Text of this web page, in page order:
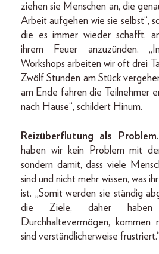
ziehen sie Menschen an, die
Arbeit aufgehen wie sie selbst“,
die es immer wieder schafft,
ihrem Feuer anzuzünden.
Workshops arbeiten wir oft drei
Zwölf Stunden am Stück
am Ende fahren die Teilnehmer
nach Hause“, schildert Hinum.
Reizüberflutung als
haben wir kein Problem mit
sondern damit, dass viele
sind und nicht mehr wissen, was
ist. „Somit werden sie ständig
die Ziele, daher
Durchhaltevermögen, kommen
sind verständlicherweise frustriert.“